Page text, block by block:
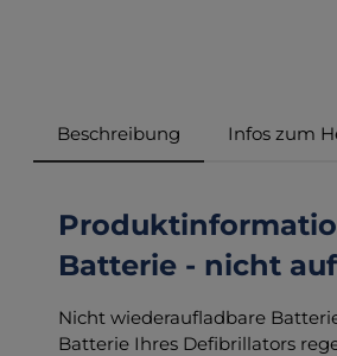
Beschreibung Infos zum
Batterie - nicht
Nicht wiederaufladbare
Batterie Ihres Defibrillators